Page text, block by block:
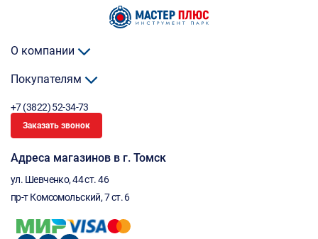
О компании
Покупателям
+7 (3822) 52-34-73
Заказать звонок
Адреса магазинов в г. Томск
ул. Шевченко, 44 ст. 46
пр-т Комсомольский, 7 ст. 6